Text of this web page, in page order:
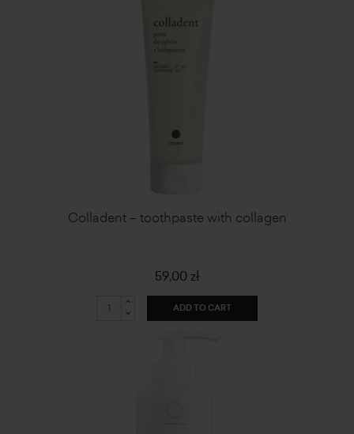
Colladent – toothpaste with collagen
59,00 zł
ADD TO CART